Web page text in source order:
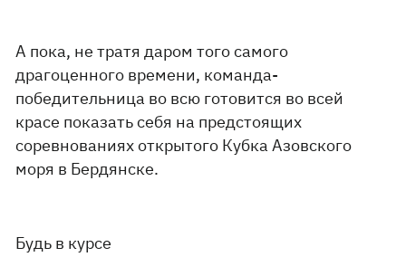
А пока, не тратя даром того самого
драгоценного времени, команда-
победительница во всю готовится во всей
красе показать себя на предстоящих
соревнованиях открытого Кубка Азовского
моря в Бердянске.
Будь в курсе